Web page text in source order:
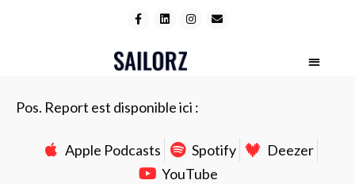
Pos. Report est disponible ici :
Apple Podcasts Spotify
Deezer
YouTube